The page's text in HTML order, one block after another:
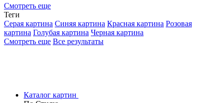
Смотреть еще
Теги
Серая картина Синяя картина Красная картина Розовая
картина Голубая картина Черная картина
Смотреть еще Все результаты
Каталог картин